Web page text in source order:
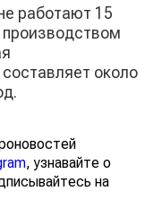
работают 15
около
, узнавайте о
на